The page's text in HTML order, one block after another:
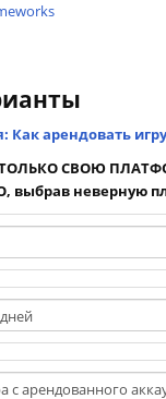
Как арендовать
СВОЮ
выбрав неверную